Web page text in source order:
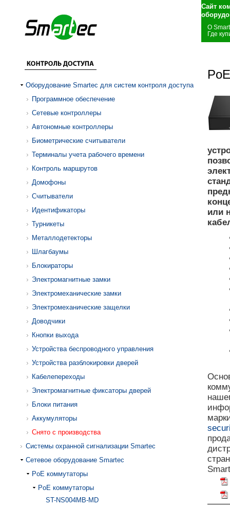
Сайт
О
Где
Оборудование Smartec для систем контроля доступа
Программное обеспечение
Сетевые контроллеры
Автономные контроллеры
Биометрические считыватели
Терминалы учета рабочего времени
Контроль маршрутов
Домофоны
Считыватели
Идентификаторы
Турникеты
Металлодетекторы
Шлагбаумы
Блокираторы
Электромагнитные замки
Электромеханические замки
Электромеханические защелки
Доводчики
Кнопки выхода
Устройства беспроводного управления
Устройства разблокировки дверей
Кабелепереходы
Электромагнитные фиксаторы дверей
Блоки питания
Аккумуляторы
Снято с производства
Системы охранной сигнализации Smartec
Сетевое оборудование Smartec
PoE коммутаторы
PoE коммутаторы
ST-NS004MB-MD
или